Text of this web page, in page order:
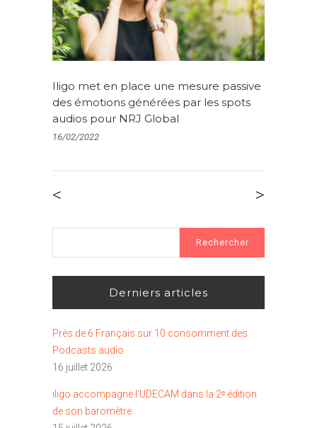
Iligo met en place une mesure passive
des émotions générées par les spots
audios pour NRJ Global
16/02/2022
< >
Derniers articles
Près de 6 Français sur 10 consomment des
Podcasts audio
16 juillet 2026
iligo accompagne l’UDECAM dans la 2ᵉ édition
de son baromètre